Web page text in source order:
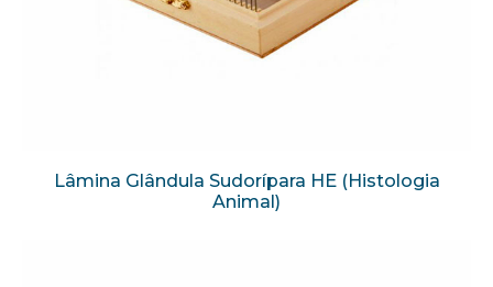
Lâmina Glândula Sudorípara HE (Histologia
Animal)